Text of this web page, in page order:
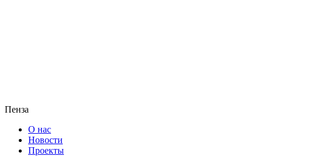
Пенза
О нас
Новости
Проекты